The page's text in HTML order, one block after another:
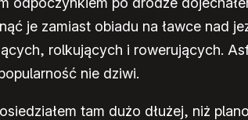
je zamiast obiadu na ławce nad
rolkujących i rowerujących.
nie dziwi.
tam dużo dłużej, niż